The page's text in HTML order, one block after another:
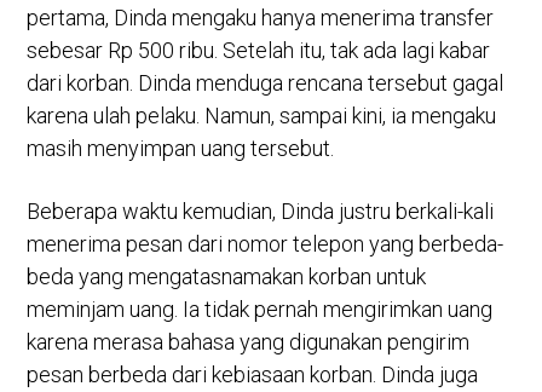
pertama, Dinda mengaku hanya menerima transfer
sebesar Rp 500 ribu. Setelah itu, tak ada lagi kabar
dari korban. Dinda menduga rencana tersebut gagal
karena ulah pelaku. Namun, sampai kini, ia mengaku
masih menyimpan uang tersebut.
Beberapa waktu kemudian, Dinda justru berkali-kali
menerima pesan dari nomor telepon yang berbeda-
beda yang mengatasnamakan korban untuk
meminjam uang. Ia tidak pernah mengirimkan uang
karena merasa bahasa yang digunakan pengirim
pesan berbeda dari kebiasaan korban. Dinda juga